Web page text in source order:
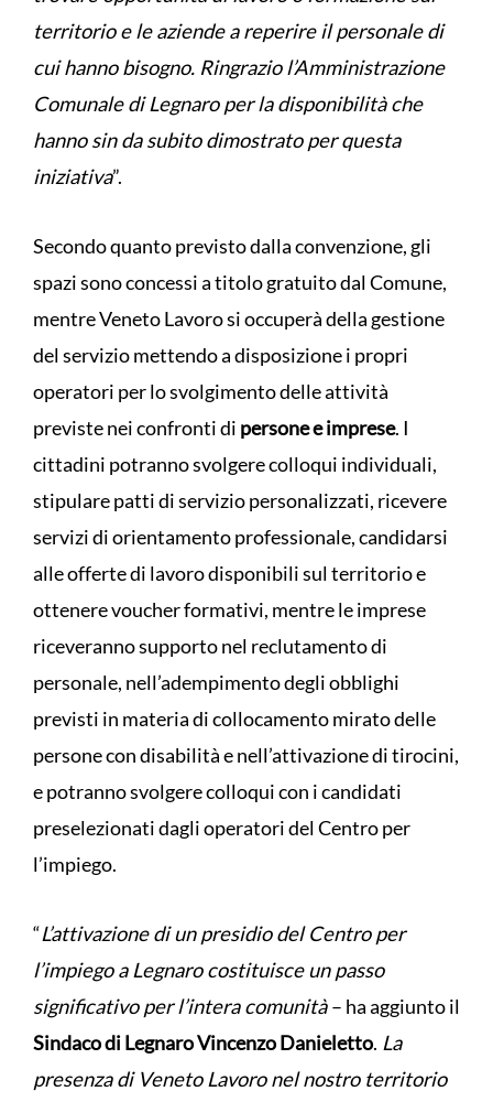
territorio e le aziende a reperire il personale di
cui hanno bisogno. Ringrazio l’Amministrazione
Comunale di Legnaro per la disponibilità che
hanno sin da subito dimostrato per questa
iniziativa”.
Secondo quanto previsto dalla convenzione, gli
spazi sono concessi a titolo gratuito dal Comune,
mentre Veneto Lavoro si occuperà della gestione
del servizio mettendo a disposizione i propri
operatori per lo svolgimento delle attività
previste nei confronti di personee imprese. I
cittadini potranno svolgere colloqui individuali,
stipulare patti di servizio personalizzati, ricevere
servizi di orientamento professionale, candidarsi
alle offerte di lavoro disponibili sul territorio e
ottenere voucher formativi, mentre le imprese
riceveranno supporto nel reclutamento di
personale, nell’adempimento degli obblighi
previsti in materia di collocamento mirato delle
persone con disabilità e nell’attivazione di tirocini,
e potranno svolgere colloqui con i candidati
preselezionati dagli operatori del Centro per
l’impiego.
“L’attivazione di un presidio del Centro per
l’impiego a Legnaro costituisce un passo
significativo per l’intera comunità– ha aggiunto il
Sindaco di Legnaro Vincenzo Danieletto. La
presenza di Veneto Lavoro nel nostro territorio